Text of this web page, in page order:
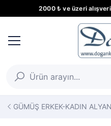
2000 ₺ ve üzeri
GÜMÜŞ ERKEK-KADIN